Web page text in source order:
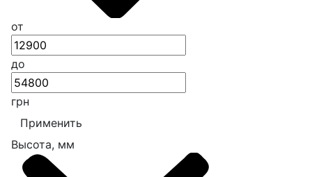
от
до
грн
Применить
Высота, мм